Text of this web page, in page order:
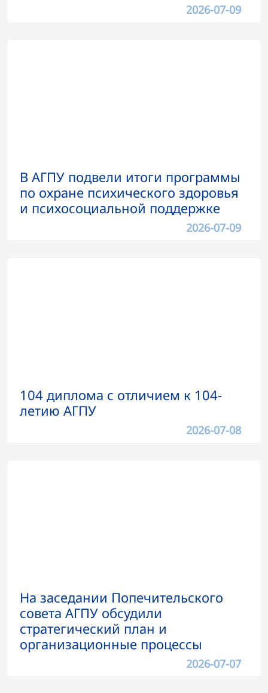
2026-07-09
В АГПУ подвели итоги программы
по охране психического здоровья
и психосоциальной поддержке
2026-07-09
104 диплома с отличием к 104-
летию АГПУ
2026-07-08
На заседании Попечительского
совета АГПУ обсудили
стратегический план и
организационные процессы
2026-07-07